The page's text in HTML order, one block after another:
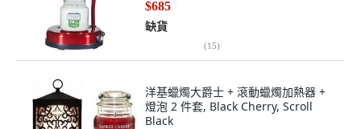
$685
缺貨
(15)
洋基蠟燭大爵士 + 滾動蠟燭加熱器 +
燈泡 2 件套, Black Cherry, Scroll
Black